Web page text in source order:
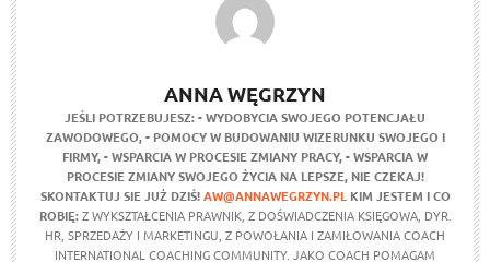
ANNA WĘGRZYN
JEŚLI POTRZEBUJESZ:- WYDOBYCIA SWOJEGO POTENCJAŁU
ZAWODOWEGO, - POMOCY W BUDOWANIU WIZERUNKU SWOJEGO I
FIRMY,- WSPARCIA W PROCESIE ZMIANY PRACY,- WSPARCIA W
PROCESIE ZMIANY SWOJEGO ŻYCIA NA LEPSZE, NIE CZEKAJ!
SKONTAKTUJ SIE JUŻ DZIŚ!AW@ANNAWEGRZYN.PL KIM JESTEM I CO
ROBIĘ:Z WYKSZTAŁCENIA PRAWNIK, Z DOŚWIADCZENIA KSIĘGOWA, DYR.
HR, SPRZEDAŻY I MARKETINGU, Z POWOŁANIA I ZAMIŁOWANIA COACH
INTERNATIONAL COACHING COMMUNITY. JAKO COACH POMAGAM